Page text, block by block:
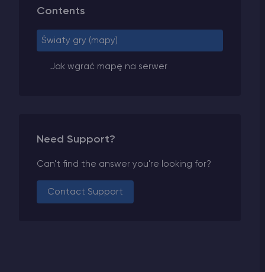
Contents
Światy gry (mapy)
Jak wgrać mapę na serwer
Need Support?
Can't find the answer you're looking for?
Contact Support